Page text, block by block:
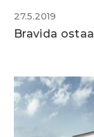
27.5.2019
Bravida